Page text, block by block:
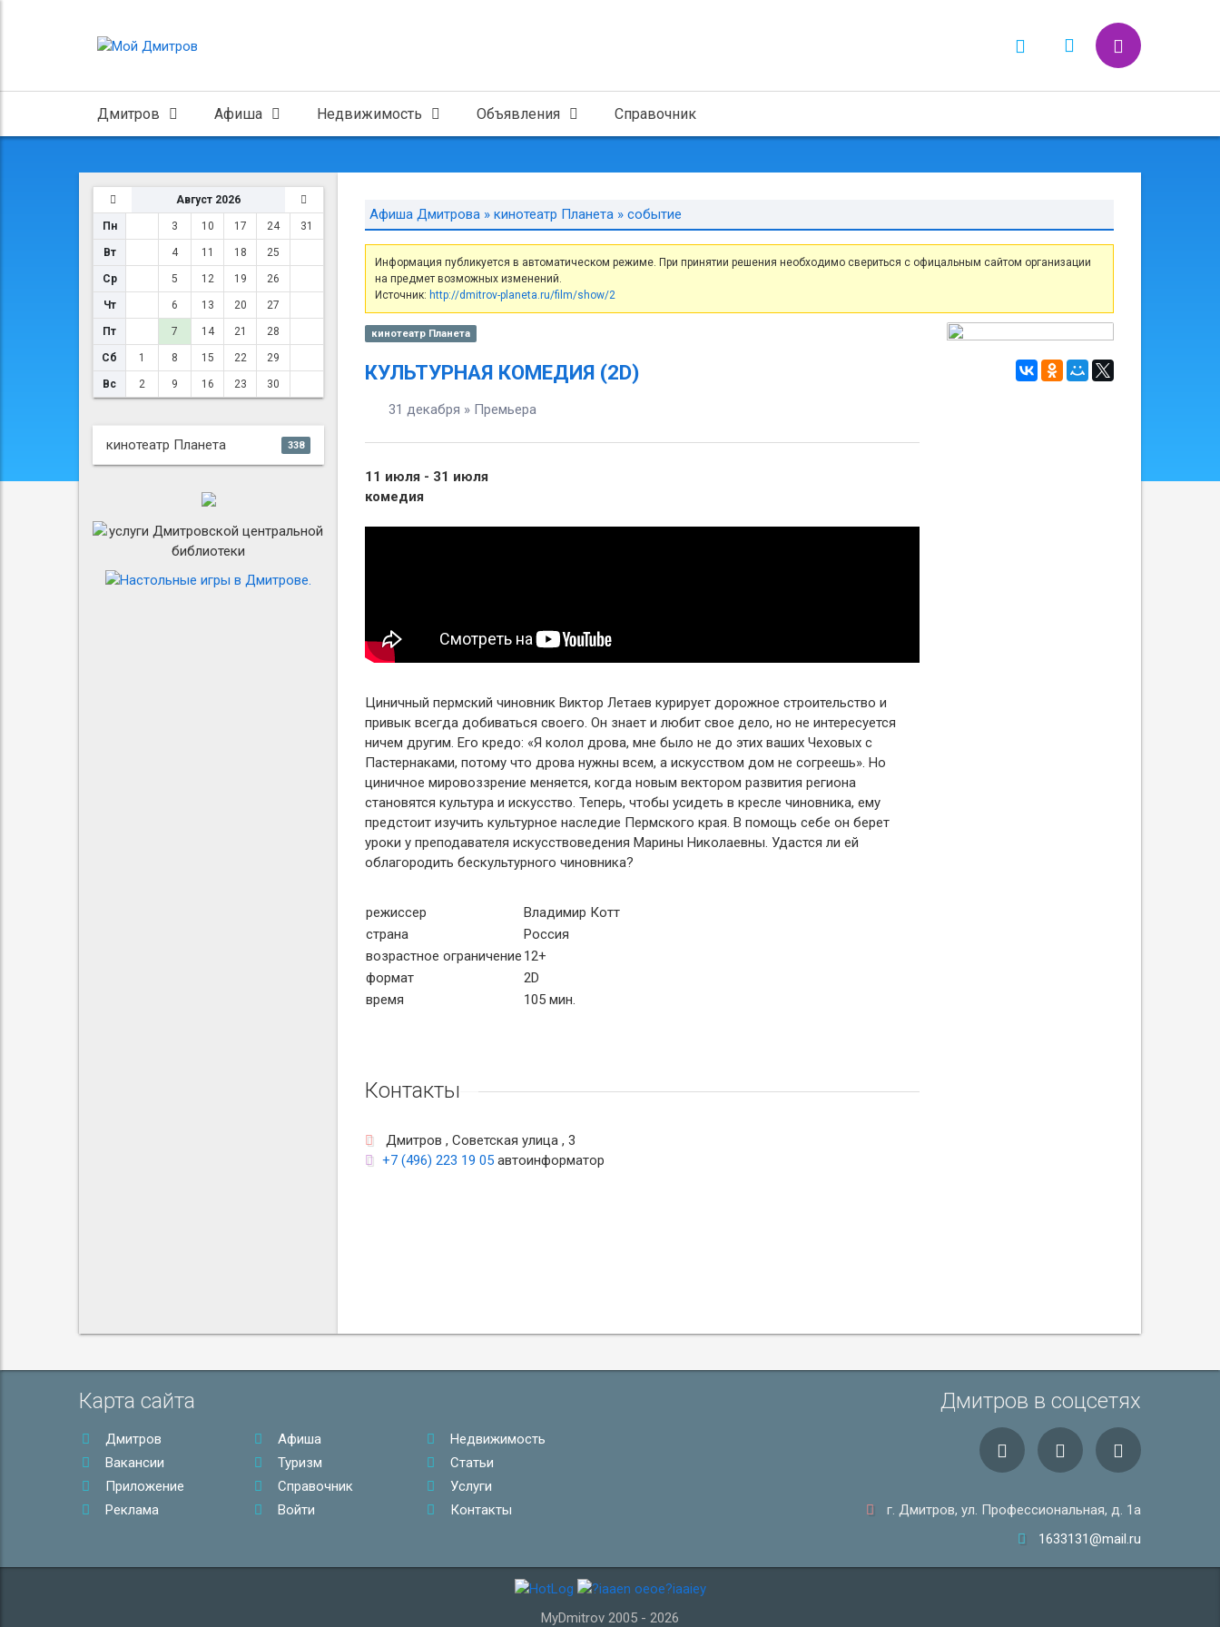
Дмитров Афиша Недвижимость Объявления Справочник
Август 2026
Пн 3 10 17 24 31
Вт 4 11 18 25
Ср 5 12 19 26
Чт 6 13 20 27
Пт 7 14 21 28
Сб 1 8 15 22 29
Вс 2 9 16 23 30
кинотеатр Планета 338
Афиша Дмитрова » кинотеатр Планета » событие
Информация публикуется в автоматическом режиме. При принятии решения необходимо свериться с офицальным сайтом организации
на предмет возможных изменений.
Источник: http://dmitrov-planeta.ru/film/show/2
кинотеатр Планета
КУЛЬТУРНАЯ КОМЕДИЯ (2D)
31 декабря » Премьера
11 июля - 31 июля
комедия
Циничный пермский чиновник Виктор Летаев курирует дорожное строительство и
привык всегда добиваться своего. Он знает и любит свое дело, но не интересуется
ничем другим. Его кредо: «Я колол дрова, мне было не до этих ваших Чеховых с
Пастернаками, потому что дрова нужны всем, а искусством дом не согреешь». Но
циничное мировоззрение меняется, когда новым вектором развития региона
становятся культура и искусство. Теперь, чтобы усидеть в кресле чиновника, ему
предстоит изучить культурное наследие Пермского края. В помощь себе он берет
уроки у преподавателя искусствоведения Марины Николаевны. Удастся ли ей
облагородить бескультурного чиновника?
режиссер
Владимир Котт
страна
Россия
возрастное ограничение 12+
формат
2D
время
105 мин.
Контакты
Дмитров , Советская улица , 3
+7 (496) 223 19 05 автоинформатор
Карта сайта
Дмитров Афиша
Недвижимость
Вакансии
Туризм
Статьи
Приложение
Справочник
Услуги
Реклама
Войти Контакты
Дмитров в соцсетях
г. Дмитров, ул. Профессиональная, д. 1а
1633131@mail.ru
MyDmitrov 2005 - 2026